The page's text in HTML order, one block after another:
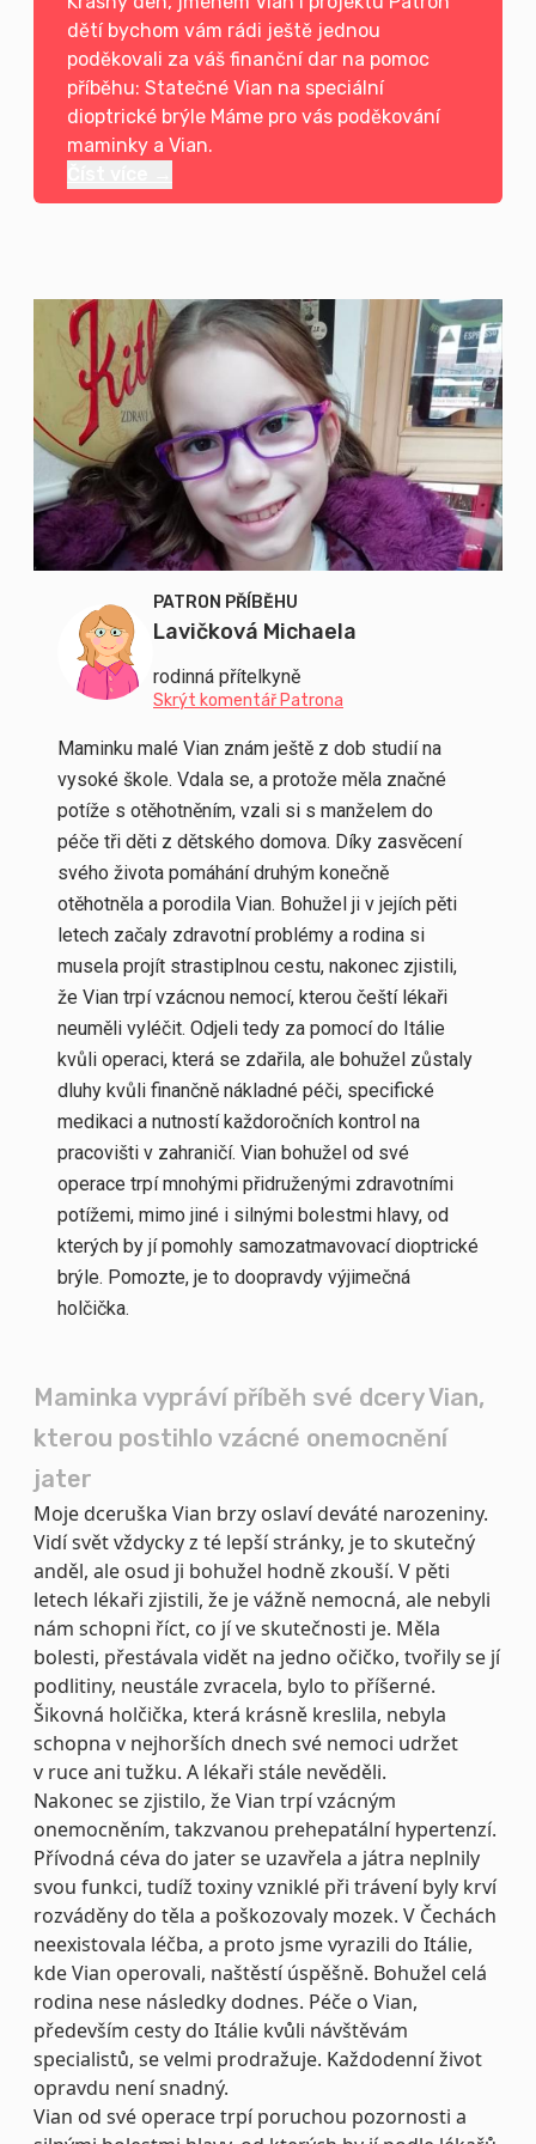
dětí bychom vám rádi ještě jednou
poděkovali za váš finanční dar na pomoc
příběhu: Statečné Vian na speciální
dioptrické brýle Máme pro vás poděkování
maminky a Vian.
PATRON PŘÍBĚHU
Lavičková Michaela
rodinná přítelkyně
Skrýt komentář Patrona
Maminku malé Vian znám ještě z dob studií na
vysoké škole. Vdala se, a protože měla značné
potíže s otěhotněním, vzali si s manželem do
péče tři děti z dětského domova. Díky zasvěcení
svého života pomáhání druhým konečně
otěhotněla a porodila Vian. Bohužel ji v jejích pěti
letech začaly zdravotní problémy a rodina si
musela projít strastiplnou cestu, nakonec zjistili,
že Vian trpí vzácnou nemocí, kterou čeští lékaři
neuměli vyléčit. Odjeli tedy za pomocí do Itálie
kvůli operaci, která se zdařila, ale bohužel zůstaly
dluhy kvůli finančně nákladné péči, specifické
medikaci a nutností každoročních kontrol na
pracovišti v zahraničí. Vian bohužel od své
operace trpí mnohými přidruženými zdravotními
potížemi, mimo jiné i silnými bolestmi hlavy, od
kterých by jí pomohly samozatmavovací dioptrické
brýle. Pomozte, je to doopravdy výjimečná
holčička.
Maminka vypráví příběh své dcery Vian,
kterou postihlo vzácné onemocnění
jater
Moje dceruška Vian brzy oslaví deváté narozeniny.
Vidí svět vždycky z té lepší stránky, je to skutečný
anděl, ale osud ji bohužel hodně zkouší. V pěti
letech lékaři zjistili, že je vážně nemocná, ale nebyli
nám schopni říct, co jí ve skutečnosti je. Měla
bolesti, přestávala vidět na jedno očičko, tvořily se jí
podlitiny, neustále zvracela, bylo to příšerné.
Šikovná holčička, která krásně kreslila, nebyla
schopna v nejhorších dnech své nemoci udržet
v ruce ani tužku. A lékaři stále nevěděli.
Nakonec se zjistilo, že Vian trpí vzácným
onemocněním, takzvanou prehepatální hypertenzí.
Přívodná céva do jater se uzavřela a játra neplnily
svou funkci, tudíž toxiny vzniklé při trávení byly krví
rozváděny do těla a poškozovaly mozek. V Čechách
neexistovala léčba, a proto jsme vyrazili do Itálie,
kde Vian operovali, naštěstí úspěšně. Bohužel celá
rodina nese následky dodnes. Péče o Vian,
především cesty do Itálie kvůli návštěvám
specialistů, se velmi prodražuje. Každodenní život
opravdu není snadný.
Vian od své operace trpí poruchou pozornosti a